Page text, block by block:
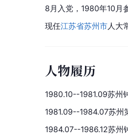
8月入党，1980年10月
现任江苏省苏州市人大
人物履历
1980.10--1981.09苏州
1981.09--1984.07苏州
1984.07--1986.12苏州